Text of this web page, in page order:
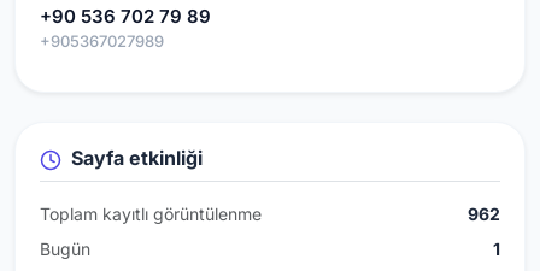
+90 536 702 79 89
+905367027989
Sayfa etkinliği
Toplam kayıtlı görüntülenme
962
Bugün
1